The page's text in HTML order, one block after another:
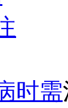
时需